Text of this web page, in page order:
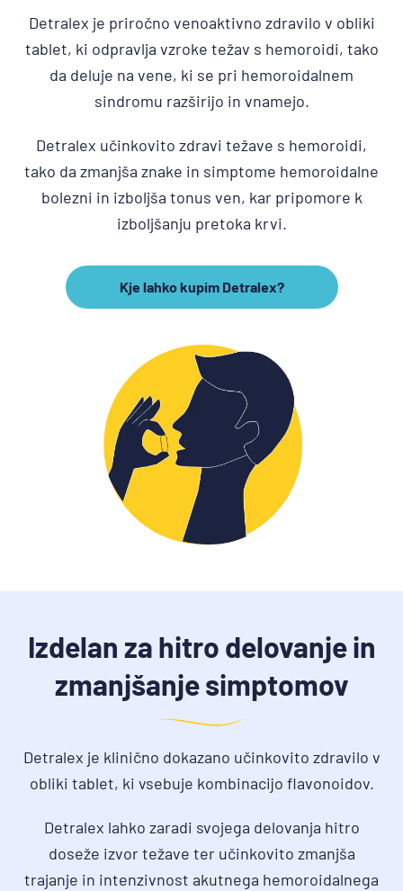
Detralex je priročno venoaktivno zdravilo v obliki
tablet, ki odpravlja vzroke težav s hemoroidi, tako
da deluje na vene, ki se pri hemoroidalnem
sindromu razširijo in vnamejo.
Detralex učinkovito zdravi težave s hemoroidi,
tako da zmanjša znake in simptome hemoroidalne
bolezni in izboljša tonus ven, kar pripomore k
izboljšanju pretoka krvi.
Kje lahko kupim Detralex?
Kje
Detralex?
Izdelan za hitro delovanje in
zmanjšanje simptomov
Detralex je klinično dokazano učinkovito zdravilo v
obliki tablet, ki vsebuje kombinacijo flavonoidov.
Detralex lahko zaradi svojega delovanja hitro
doseže izvor težave ter učinkovito zmanjša
trajanje in intenzivnost akutnega hemoroidalnega